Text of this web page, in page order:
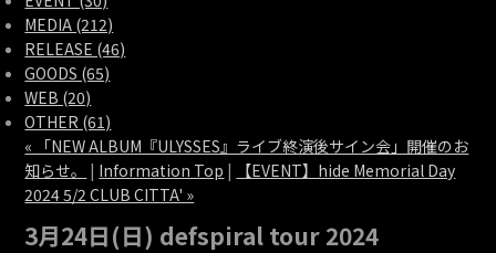
MEDIA (212)
RELEASE (46)
GOODS (65)
WEB (20)
OTHER (61)
« 「NEW ALBUM『ULYSSES』ライブ終演後サイン会」開催のお
知らせ。
| Information Top |
【EVENT】hide Memorial Day
2024 5/2 CLUB CITTA' »
3月24日(日) defspiral tour 2024